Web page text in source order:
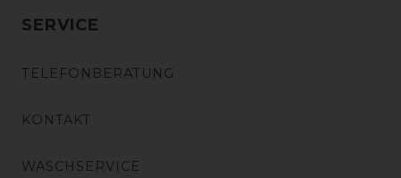
SERVICE
TELEFONBERATUNG
KONTAKT
WASCHSERVICE